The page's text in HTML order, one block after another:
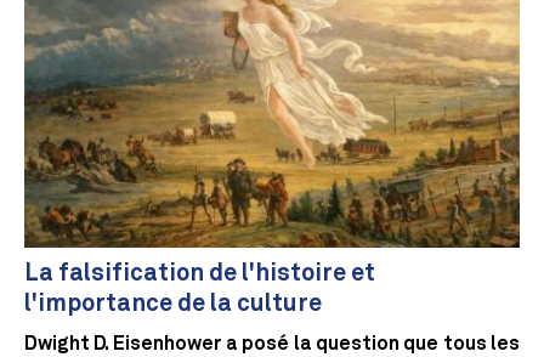
La falsification de l'histoire et
l'importance de la culture
Dwight D. Eisenhower a posé la question que tous les